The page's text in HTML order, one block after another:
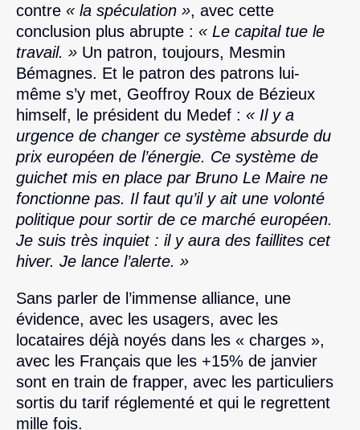
contre « la spéculation », avec cette
conclusion plus abrupte : « Le capital tue le
travail. » Un patron, toujours, Mesmin
Bémagnes. Et le patron des patrons lui-
même s’y met, Geoffroy Roux de Bézieux
himself, le président du Medef : « Il y a
urgence de changer ce système absurde du
prix européen de l’énergie. Ce système de
guichet mis en place par Bruno Le Maire ne
fonctionne pas. Il faut qu’il y ait une volonté
politique pour sortir de ce marché européen.
Je suis très inquiet : il y aura des faillites cet
hiver. Je lance l’alerte. »
Sans parler de l’immense alliance, une
évidence, avec les usagers, avec les
locataires déjà noyés dans les « charges »,
avec les Français que les +15% de janvier
sont en train de frapper, avec les particuliers
sortis du tarif réglementé et qui le regrettent
mille fois.